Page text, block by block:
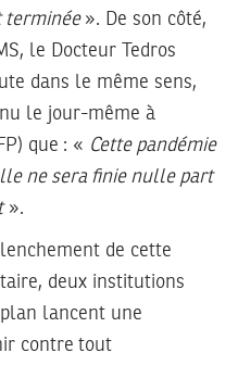
terminée». De son côté,
le Docteur Tedros
dans le même sens,
le jour-même à
que : « Cette pandémie
ne sera finie nulle part
».
de cette
deux institutions
lancent une
contre tout